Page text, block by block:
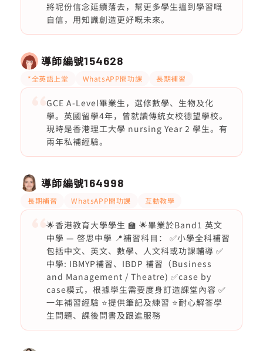
將呢份信念延續落去，幫更多學生搵到學習嘅
自信，用知識創造更好嘅未來。
導師編號154628
*全英語上堂 WhatsAPP問功課 長期補習
GCE A-Level畢業生，選修數學、生物及化
學。英國留學4年，曾就讀傳統女校德望學校。
現時是香港理工大學 nursing Year 2 學生。有
兩年私補經驗。
導師編號164998
長期補習 WhatsAPP問功課 互動教學
🌟香港教育大學學生 🏫 🌟畢業於Band1 英文
中學 — 啓思中學 📍補習科目： ✅小學全科補習
包括中文、英文、數學、人文科或功課輔導 ✅
中學: IBMYP補習、IBDP 補習（Business
and Management / Theatre) ✅case by
case模式，根據學生需要度身訂造課堂內容 ✅
一年補習經驗 ⭐️提供筆記及練習 ⭐️耐心解答學
生問題、課後問書及跟進服務